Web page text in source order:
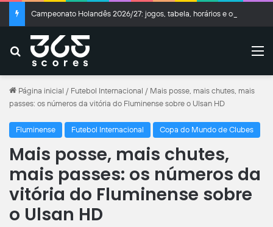
Buscar
Página inicial / Futebol Internacional / Mais posse, mais chutes, mais
passes: os números da vitória do Fluminense sobre o Ulsan HD
Fluminense Futebol Internacional Copa do Mundo de Clubes
Mais posse, mais chutes,
mais passes: os números da
vitória do Fluminense sobre
o Ulsan HD